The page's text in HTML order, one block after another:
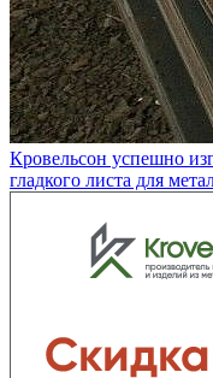
Кровельсон успешно
гладкого листа для